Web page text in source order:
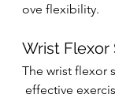
ove flexibility.
Wrist Flexor
The wrist flexor
effective